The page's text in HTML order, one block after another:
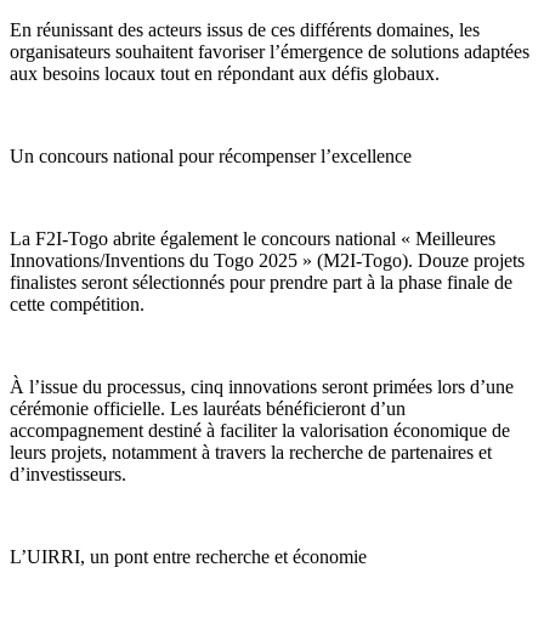
En réunissant des acteurs issus de ces différents domaines, les
organisateurs souhaitent favoriser l’émergence de solutions adaptées
aux besoins locaux tout en répondant aux défis globaux.
Un concours national pour récompenser l’excellence
La F2I-Togo abrite également le concours national « Meilleures
Innovations/Inventions du Togo 2025 » (M2I-Togo). Douze projets
finalistes seront sélectionnés pour prendre part à la phase finale de
cette compétition.
À l’issue du processus, cinq innovations seront primées lors d’une
cérémonie officielle. Les lauréats bénéficieront d’un
accompagnement destiné à faciliter la valorisation économique de
leurs projets, notamment à travers la recherche de partenaires et
d’investisseurs.
L’UIRRI, un pont entre recherche et économie